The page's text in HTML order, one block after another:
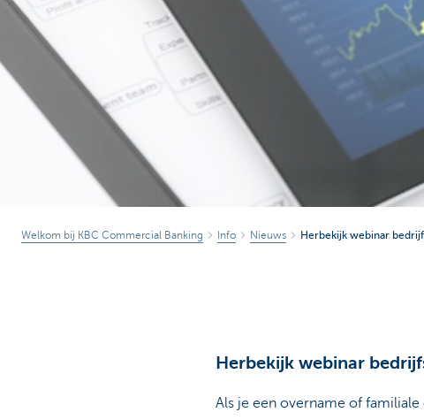
Welkom bij KBC Commercial Banking Info Nieuws Herbekijk webinar
Herbekijk webinar
Als je een overname of